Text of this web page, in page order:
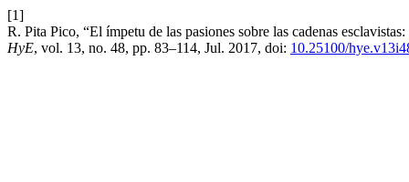
[1]
R. Pita Pico, “El ímpetu de las pasiones sobre las cadenas
HyE, vol. 13, no. 48, pp. 83–114, Jul. 2017, doi: 10.25100/